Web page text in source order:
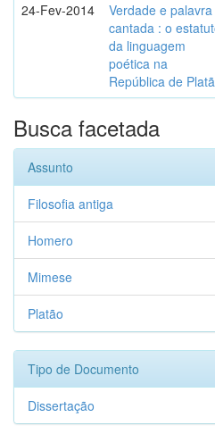
24-Fev-2014
Verdade e palavra
cantada : o
da linguagem
poética na
República de
Busca facetada
Assunto
Filosofia antiga
Homero
Mimese
Platão
Tipo de Documento
Dissertação